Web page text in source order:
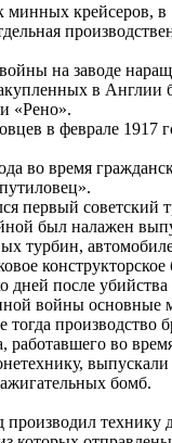
минных крейсеров,
на заводе
в
«Рено».
в феврале
во время
первый
был налажен
турбин,
дней после
войны основные
производство
работавшего во
бомб.
технику